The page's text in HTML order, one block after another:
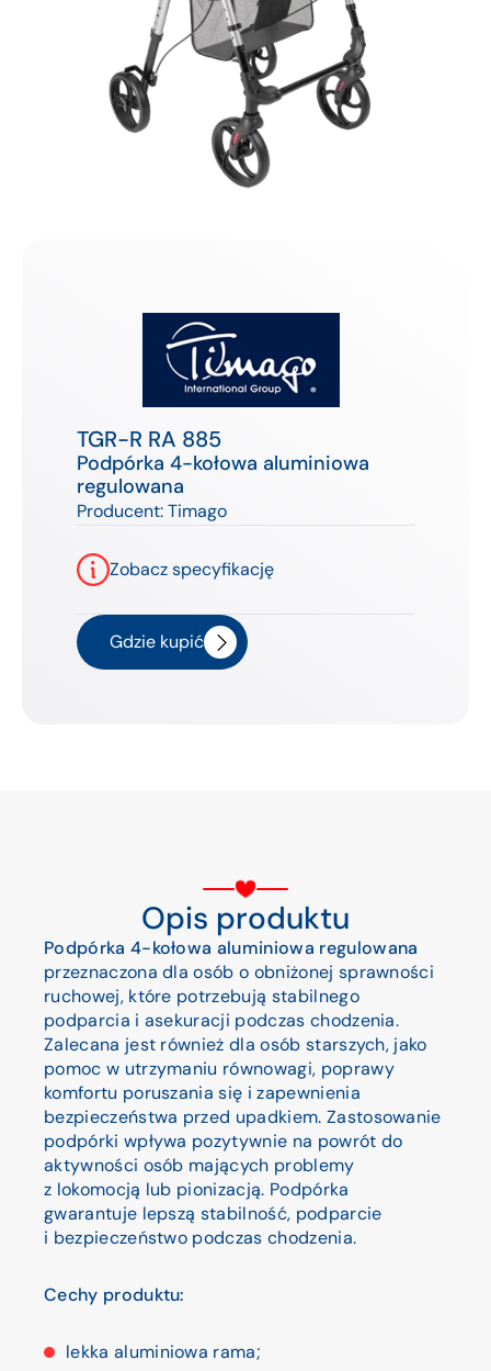
TGR-R RA 885
Podpórka 4-kołowa aluminiowa
regulowana
Producent:Timago
Zobacz specyfikację
Gdzie kupić
Opis produktu
Podpórka 4-kołowa aluminiowa regulowana
przeznaczona dla osób o obniżonej sprawności
ruchowej, które potrzebują stabilnego
podparcia i asekuracji podczas chodzenia.
Zalecana jest również dla osób starszych, jako
pomoc w utrzymaniu równowagi, poprawy
komfortu poruszania się i zapewnienia
bezpieczeństwa przed upadkiem. Zastosowanie
podpórki wpływa pozytywnie na powrót do
aktywności osób mających problemy
z lokomocją lub pionizacją. Podpórka
gwarantuje lepszą stabilność, podparcie
i bezpieczeństwo podczas chodzenia.
Cechy produktu:
lekka aluminiowa rama;